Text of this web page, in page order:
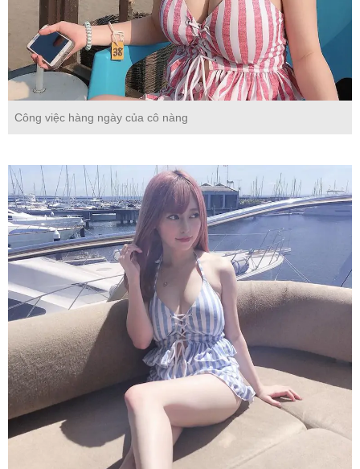
Công việc hàng ngày của cô nàng